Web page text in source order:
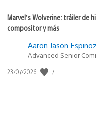
Marvel’s Wolverine: tráiler de
compositor y más
Aaron Jason
Advanced Senior
Fecha
23/07/2026 7